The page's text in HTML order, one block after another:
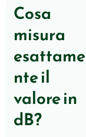
Cosa
misura
esattame
nte il
valore in
dB?